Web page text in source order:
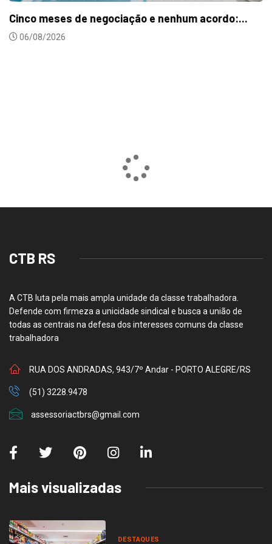
CTB RS
A CTB luta pela mais ampla unidade da classe trabalhadora.
Defende com firmeza a unicidade sindical e busca a união de
todas as centrais na defesa dos interesses comuns da classe
trabalhadora
RUA DOS ANDRADAS, 943/7º Andar - PORTO ALEGRE/RS
(51) 3228.9478
assessoriactbrs@gmail.com
Mais visualizadas
DESTAQUES